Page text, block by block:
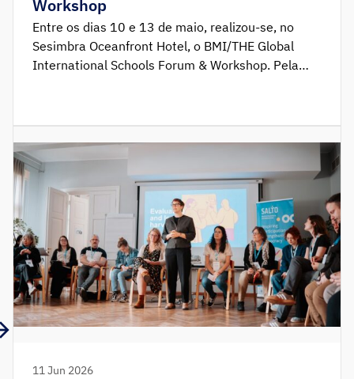
Workshop
Entre os dias 10 e 13 de maio, realizou-se, no
Sesimbra Oceanfront Hotel, o BMI/THE Global
International Schools Forum & Workshop. Pela
acolher a edição de 2026. O encontro reuniu 107
conselheiros e orientadores escolares
provenientes de mais de […]
11 Jun 2026